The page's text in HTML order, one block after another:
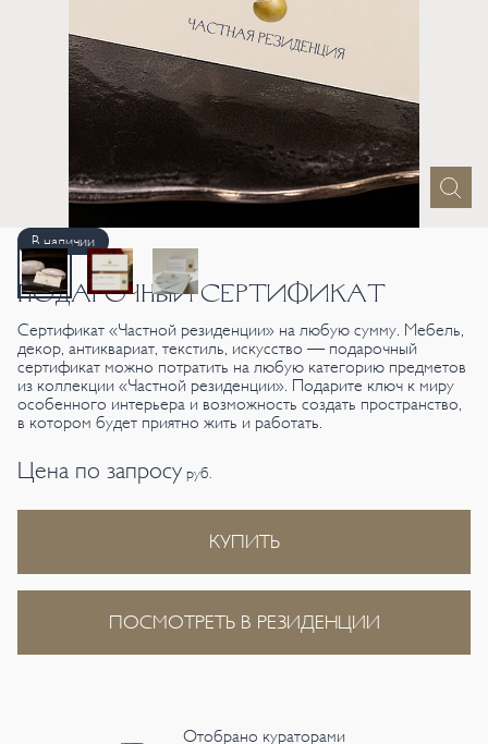
В наличии
ПОДАРОЧНЫЙ СЕРТИФИКАТ
Сертификат «Частной резиденции» на любую сумму. Мебель,
декор, антиквариат, текстиль, искусство — подарочный
сертификат можно потратить на любую категорию предметов
из коллекции «Частной резиденции». Подарите ключ к миру
особенного интерьера и возможность создать пространство,
в котором будет приятно жить и работать.
Цена по запросу руб.
КУПИТЬ
ПОСМОТРЕТЬ В РЕЗИДЕНЦИИ
Отобрано кураторами